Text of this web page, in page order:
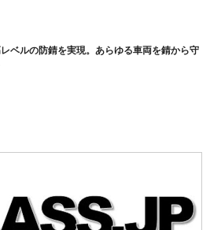
ベルの防錆を実現。あらゆる車両を錆から守